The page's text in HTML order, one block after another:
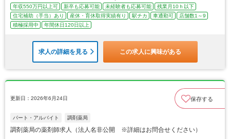
年収550万円以上可 新卒も応募可能 未経験者も応募可能
残業月10ｈ以下
住宅補助（手当）あり
産休・育休取得実績有り 駅チカ 車通勤可
店舗数1～9
積極採用中
年間休日120日以上
求人の詳細を見る この求人に興味がある
更新日：2026年6月24日 保存する
パート・アルバイト 調剤薬局
調剤薬局の薬剤師求人（法人名非公開 ※詳細はお問合せください）